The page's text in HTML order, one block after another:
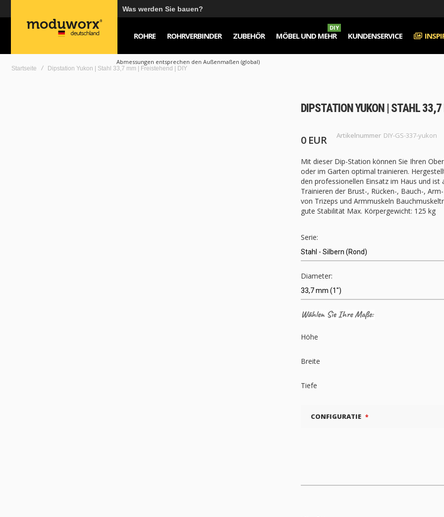
Was werden Sie bauen?
ROHRE ROHRVERBINDER ZUBEHÖR MÖBEL UND MEHR
DIY
KUNDENSERVICE
Startseite Dipstation Yukon | Stahl 33,7 mm | Freistehend | DIY
Abmessungen entsprechen den Außenmaßen (global)
DIPSTATION YUKON | STAHL
0 EUR Artikelnummer DIY-GS-337-yukon
Mit dieser Dip-Station können Sie Ihren
oder im Garten optimal trainieren.
den professionellen Einsatz im Haus und
Trainieren der Brust-, Rücken-, Bauch-,
von Trizeps und Armmuskeln
gute Stabilität Max. Körpergewicht: 125 kg
Serie:
Diameter:
Höhe
Breite
Tiefe
CONFIGURATIE